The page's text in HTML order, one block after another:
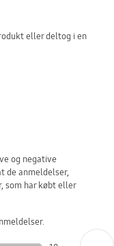
eller deltog i en